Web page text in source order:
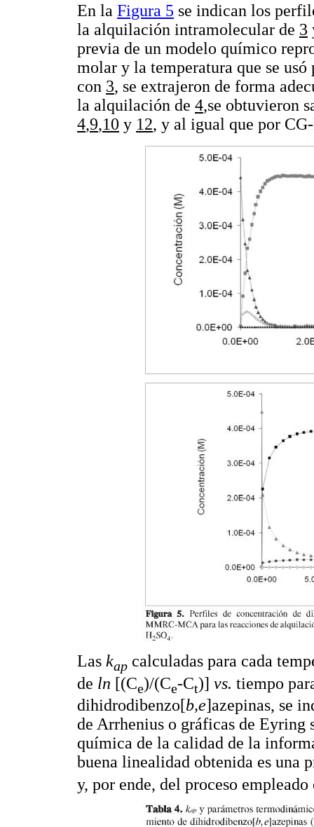
En la Figura 5 se indican los
la alquilación intramolecular de 3
previa de un modelo químico
molar y la temperatura que se
con 3, se extrajeron de forma
la alquilación de 4,se obtuvieron
4,9,10 y 12, y al igual que por
Las kap calculadas para cada
de ln [(Ce)/(Ce-Ct)] vs. tiempo
dihidrodibenzo[b,e]azepinas, se
de Arrhenius o gráficas de Eyring
química de la calidad de la
buena linealidad obtenida es una
y, por ende, del proceso